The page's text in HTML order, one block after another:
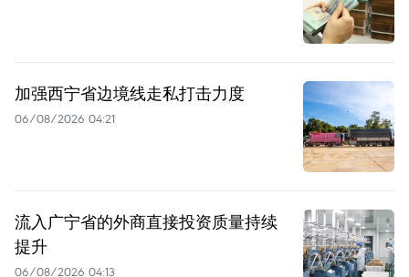
加强西宁省边境线走私打击力度
06/08/2026 04:21
流入广宁省的外商直接投资质量持续
提升
06/08/2026 04:13